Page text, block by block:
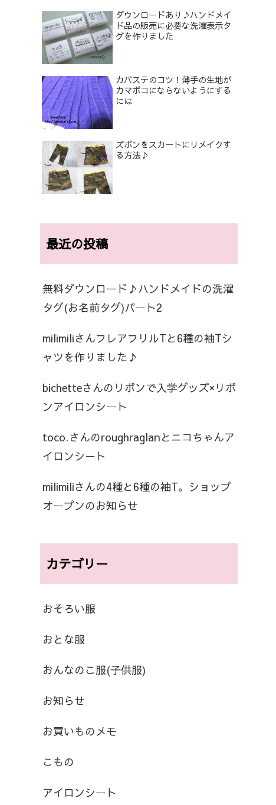
ダウンロードあり♪ハンドメイ
ド品の販売に必要な洗濯表示タ
グを作りました
カバステのコツ！薄手の生地が
カマボコにならないようにする
には
ズボンをスカートにリメイクす
る方法♪
最近の投稿
無料ダウンロード♪ハンドメイドの洗濯
タグ(お名前タグ)パート2
milimiliさんフレアフリルTと6種の袖Tシ
ャツを作りました♪
bichetteさんのリボンで入学グッズ×リボ
ンアイロンシート
toco.さんのroughraglanとニコちゃんア
イロンシート
milimiliさんの4種と6種の袖T。ショップ
オープンのお知らせ
カテゴリー
おそろい服
おとな服
おんなのこ服(子供服)
お知らせ
お買いものメモ
こもの
アイロンシート